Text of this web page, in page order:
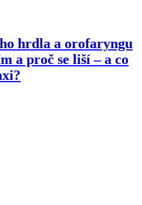
hrdla a orofaryngu
a proč se liší –⁠ a co